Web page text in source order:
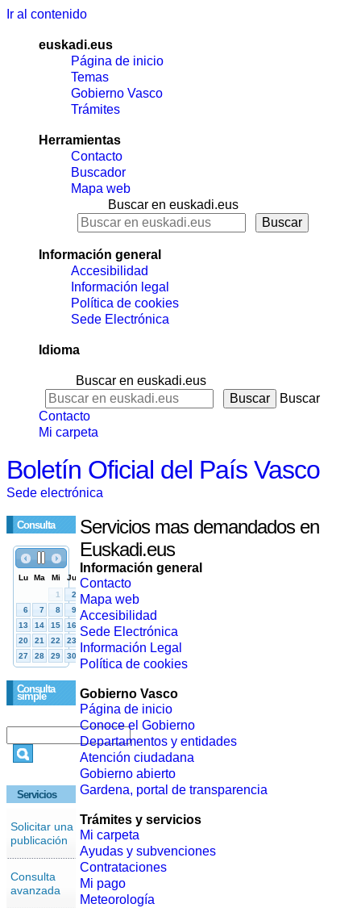
Ir al contenido
euskadi.eus
Página de inicio
Temas
Gobierno Vasco
Trámites
Herramientas
Contacto
Buscador
Mapa web
Buscar en euskadi.eus
Información general
Accesibilidad
Información legal
Política de cookies
Sede Electrónica
Idioma
Buscar en euskadi.eus
Buscar
Contacto
Mi carpeta
Boletín Oficial del País Vasco
Sede electrónica
Consulta
Consulta
simple
Servicios
Solicitar una
publicación
Consulta
avanzada
Servicios mas demandados en
Euskadi.eus
Información general
Contacto
Mapa web
Accesibilidad
Sede Electrónica
Información Legal
Política de cookies
Gobierno Vasco
Página de inicio
Conoce el Gobierno
Departamentos y entidades
Atención ciudadana
Gobierno abierto
Gardena, portal de transparencia
Trámites y servicios
Mi carpeta
Ayudas y subvenciones
Contrataciones
Mi pago
Meteorología